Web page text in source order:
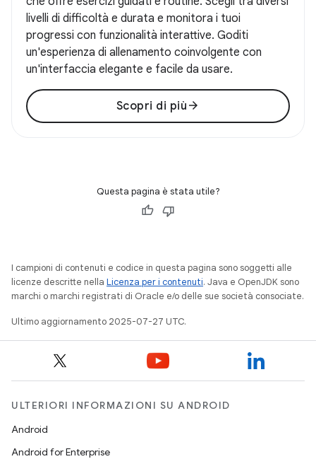
livelli di difficoltà e durata e monitora i tuoi
progressi con funzionalità interattive. Goditi
un'esperienza di allenamento coinvolgente con
un'interfaccia elegante e facile da usare.
Scopri di più arrow_forward
Questa pagina è stata utile?
I campioni di contenuti e codice in questa pagina sono soggetti alle
licenze descritte nella Licenza per i contenuti. Java e OpenJDK sono
marchi o marchi registrati di Oracle e/o delle sue società consociate.
Ultimo aggiornamento 2025-07-27 UTC.
ULTERIORI INFORMAZIONI SU ANDROID
Android
Android for Enterprise